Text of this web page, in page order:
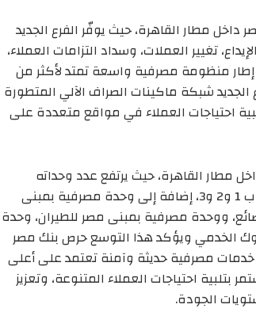
مطار القاهرة، حيث يوفّر الفرع الجديد
تغيير العملات، وسداد التزامات العملاء،
منظومة مصرفية واسعة تمتد لأكثر من
الجديد شبكة ماكينات الصراف الآلي المتطورة
من 6150 ماكينة موزعة لتلبية احتياجات العملاء في مواقع متعددة على
مطار القاهرة، حيث يرتفع عدد وحداته
المصرفية بالمطار إلى 19 وحدة تشمل وحدات بمبنى الركاب 1 و2 و3، إضافة إلى وحدة مصرفية بمبنى
ووحدة مصرفية بمبنى مصر للطيران، وحدة
الخدمي ويؤكد هذا التوسع حرص بنك مصر
خدمات مصرفية حديثة وآمنة تعتمد على أعلى
بتلبية احتياجات العملاء المتنوعة، وتعزيز
الجودة.